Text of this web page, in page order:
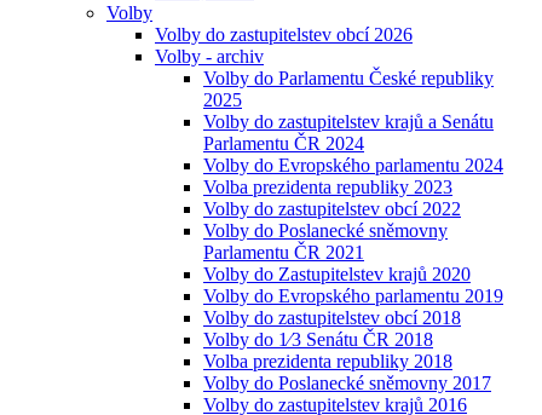
Volby
Volby do zastupitelstev obcí 2026
Volby - archiv
Volby do Parlamentu České republiky
2025
Volby do zastupitelstev krajů a Senátu
Parlamentu ČR 2024
Volby do Evropského parlamentu 2024
Volba prezidenta republiky 2023
Volby do zastupitelstev obcí 2022
Volby do Poslanecké sněmovny
Parlamentu ČR 2021
Volby do Zastupitelstev krajů 2020
Volby do Evropského parlamentu 2019
Volby do zastupitelstev obcí 2018
Volby do 1⁄3 Senátu ČR 2018
Volba prezidenta republiky 2018
Volby do Poslanecké sněmovny 2017
Volby do zastupitelstev krajů 2016